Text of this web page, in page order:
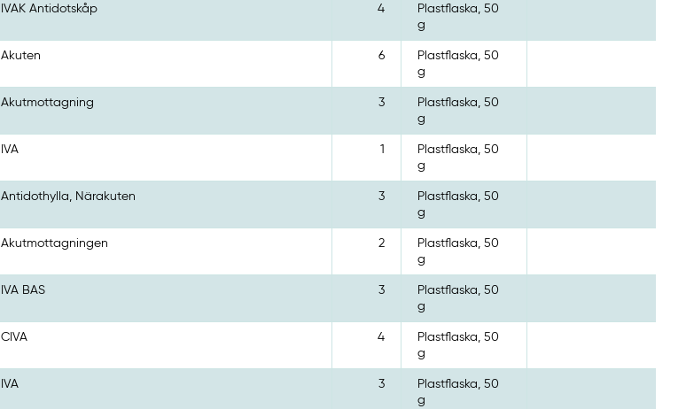
IVAK Antidotskåp 4
Plastflaska, 50
g
Akuten 6
Plastflaska, 50
g
Akutmottagning 3
Plastflaska, 50
g
IVA 1
Plastflaska, 50
g
Antidothylla, Närakuten 3
Plastflaska, 50
g
Akutmottagningen 2
Plastflaska, 50
g
IVA BAS 3
Plastflaska, 50
g
CIVA 4
Plastflaska, 50
g
IVA 3
Plastflaska, 50
g